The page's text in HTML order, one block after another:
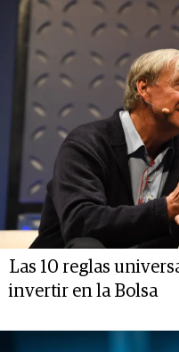
Las 10 reglas
invertir en la Bolsa